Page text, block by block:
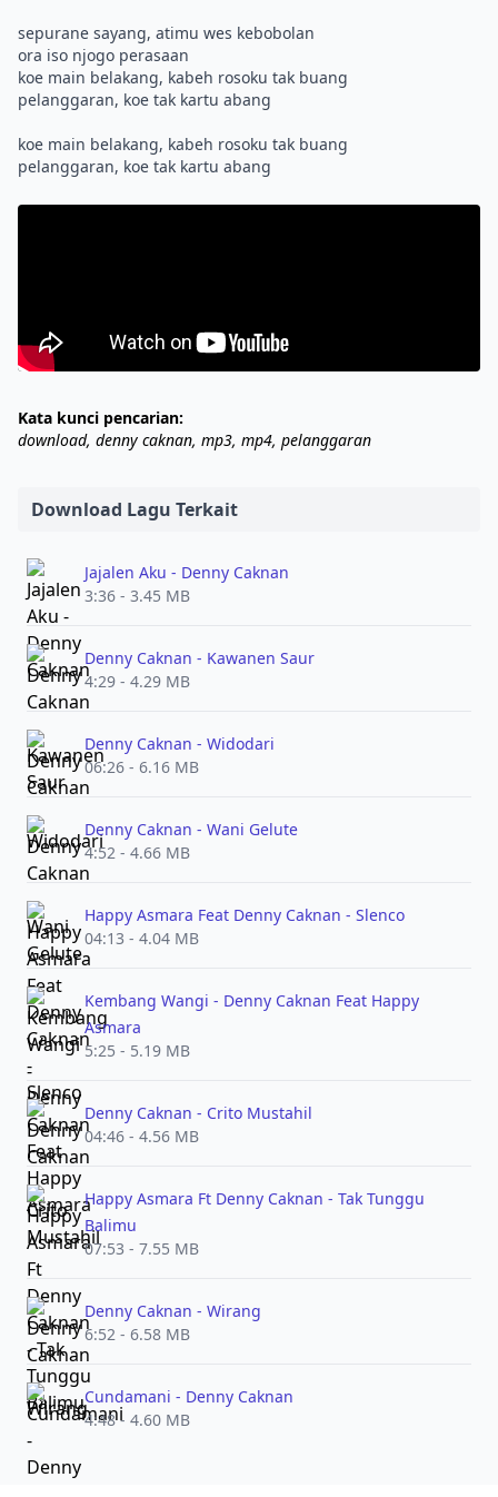
sepurane sayang, atimu wes kebobolan
ora iso njogo perasaan
koe main belakang, kabeh rosoku tak buang
pelanggaran, koe tak kartu abang
koe main belakang, kabeh rosoku tak buang
Kata kunci pencarian:
download, denny caknan, mp3, mp4, pelanggaran
Download Lagu Terkait
Jajalen Aku - Denny Caknan
3:36 - 3.45 MB
Denny Caknan - Kawanen Saur
4:29 - 4.29 MB
Denny Caknan - Widodari
06:26 - 6.16 MB
Denny Caknan - Wani Gelute
4:52 - 4.66 MB
Happy Asmara Feat Denny Caknan - Slenco
04:13 - 4.04 MB
Kembang Wangi - Denny Caknan Feat Happy
Asmara
5:25 - 5.19 MB
Denny Caknan - Crito Mustahil
04:46 - 4.56 MB
Happy Asmara Ft Denny Caknan - Tak Tunggu
Balimu
07:53 - 7.55 MB
Denny Caknan - Wirang
6:52 - 6.58 MB
Cundamani - Denny Caknan
4:48 - 4.60 MB